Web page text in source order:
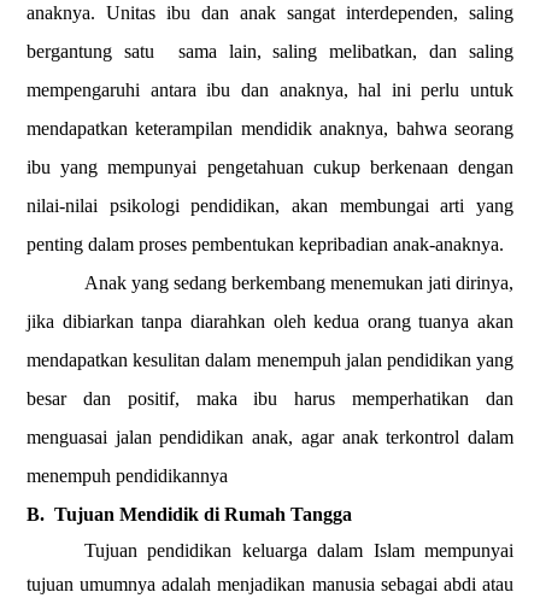
anaknya. Unitas ibu dan anak sangat interdependen, saling
bergantung satu
sama lain, saling melibatkan, dan saling
mempengaruhi antara ibu dan anaknya, hal ini perlu untuk
mendapatkan keterampilan mendidik anaknya, bahwa seorang
ibu yang mempunyai pengetahuan cukup berkenaan dengan
nilai-nilai psikologi pendidikan, akan membungai arti yang
penting dalam proses pembentukan kepribadian anak-anaknya.
Anak yang sedang berkembang menemukan jati dirinya,
jika dibiarkan tanpa diarahkan oleh kedua orang tuanya akan
mendapatkan kesulitan dalam menempuh jalan pendidikan yang
besar dan positif, maka ibu harus memperhatikan dan
menguasai jalan pendidikan anak, agar anak terkontrol dalam
menempuh pendidikannya
B. Tujuan Mendidik di Rumah Tangga
Tujuan pendidikan keluarga dalam Islam mempunyai
tujuan umumnya adalah menjadikan manusia sebagai abdi atau